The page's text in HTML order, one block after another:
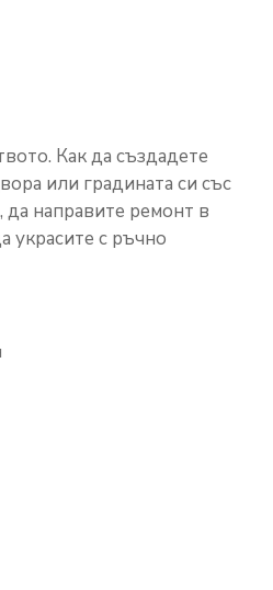
Как да създадете
или градината си със
да направите ремонт в
украсите с ръчно